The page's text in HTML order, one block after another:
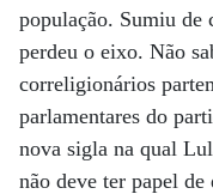
população. Sumiu de
perdeu o eixo. Não
correligionários
parlamentares do
nova sigla na qual
não deve ter papel de